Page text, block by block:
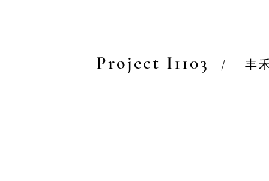
Project I1103 / 丰